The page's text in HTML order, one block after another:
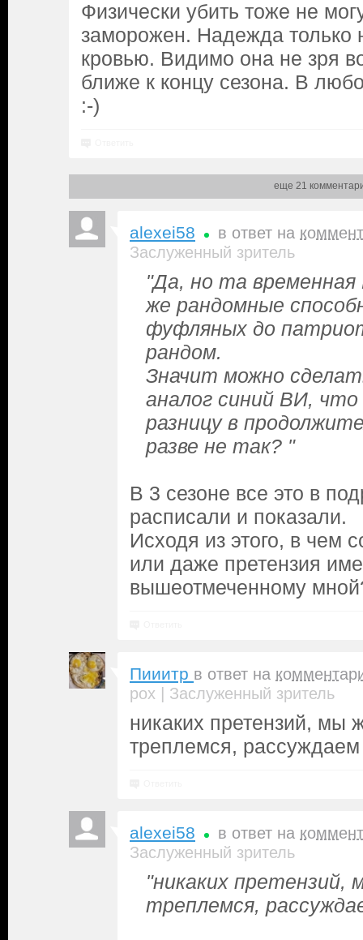
Физически убить тоже не
заморожен. Надежда
кровью. Видимо она не зря
ближе к концу сезона. В
:-)
еще 21
alexei58 в ответ на
Заслуженный зритель
"Да, но та
же рандомные
фуфляных до
рандом.
Значит можно
аналог синий ВИ,
разницу в
разве не так? "
В 3 сезоне все это в
расписали и показали.
Исходя из этого, в чем
или даже претензия
вышеотмеченному
Пииитр в ответ на
pox | Заслуженный зритель
никаких претензий, мы
треплемся, рассуждаем
alexei58 в ответ на
Заслуженный зритель
"никаких
треплемся,